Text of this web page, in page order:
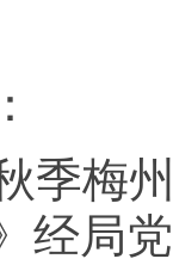
梅州
经局